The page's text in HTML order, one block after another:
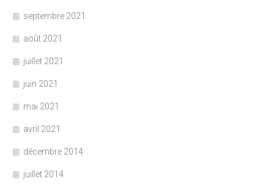
septembre 2021
août 2021
juillet 2021
juin 2021
mai 2021
avril 2021
décembre 2014
juillet 2014